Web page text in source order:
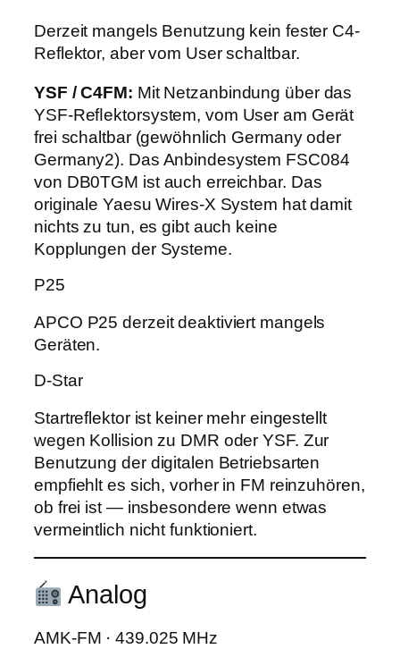
Derzeit mangels Benutzung kein fester C4-
Reflektor, aber vom User schaltbar.
YSF / C4FM: Mit Netzanbindung über das
YSF-Reﬂektorsystem, vom User am Gerät
frei schaltbar (gewöhnlich Germany oder
Germany2). Das Anbindesystem FSC084
von DB0TGM ist auch erreichbar. Das
originale Yaesu Wires-X System hat damit
nichts zu tun, es gibt auch keine
Kopplungen der Systeme.
P25
APCO P25 derzeit deaktiviert mangels
Geräten.
D-Star
Startreflektor ist keiner mehr eingestellt
wegen Kollision zu DMR oder YSF. Zur
Benutzung der digitalen Betriebsarten
empfiehlt es sich, vorher in FM reinzuhören,
ob frei ist — insbesondere wenn etwas
vermeintlich nicht funktioniert.
Analog
AMK-FM · 439.025 MHz